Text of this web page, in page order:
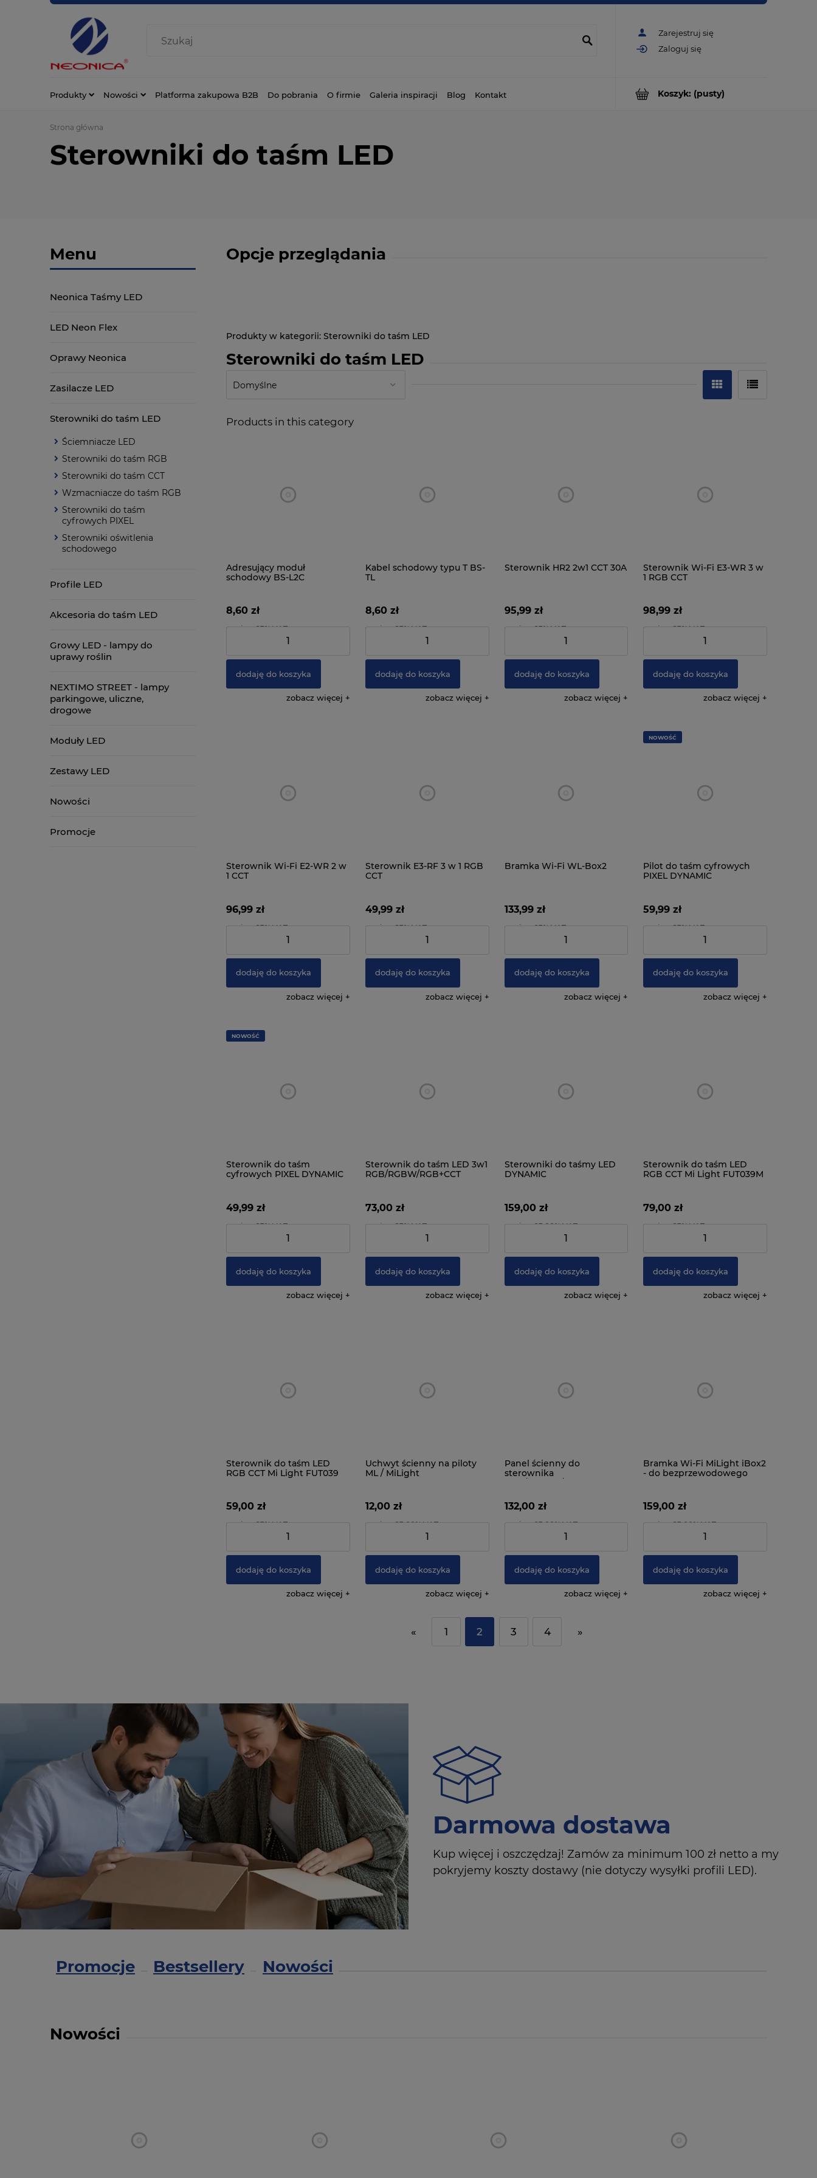
Zarejestruj się
Zaloguj się
Koszyk: (pusty)
Produkty Nowości Platforma zakupowa B2B Do pobrania O firmie Galeria inspiracji Blog Kontakt
Strona główna
Sterowniki do taśm LED
Menu
Neonica Taśmy LED
LED Neon Flex
Oprawy Neonica
Zasilacze LED
Sterowniki do taśm LED
Ściemniacze LED
Sterowniki do taśm RGB
Sterowniki do taśm CCT
Wzmacniacze do taśm RGB
Sterowniki do taśm
cyfrowych PIXEL
Sterowniki oświtlenia
schodowego
Profile LED
Akcesoria do taśm LED
Growy LED - lampy do
uprawy roślin
NEXTIMO STREET - lampy
parkingowe, uliczne,
drogowe
Moduły LED
Zestawy LED
Nowości
Promocje
Opcje przeglądania
Sterowniki do taśm LED
Sterowniki do taśm LED
Products in this category
Adresujący moduł
schodowy BS-L2C
8,60 zł
zawiera 23% VAT
dodaję do koszyka
zobacz więcej
Kabel schodowy typu T BS-
TL
8,60 zł
zawiera 23% VAT
dodaję do koszyka
zobacz więcej
Sterownik HR2 2w1 CCT 30A
95,99 zł
zawiera 23% VAT
dodaję do koszyka
zobacz więcej
Sterownik Wi-Fi E3-WR 3 w
1 RGB CCT
98,99 zł
zawiera 23% VAT
dodaję do koszyka
zobacz więcej
Sterownik Wi-Fi E2-WR 2 w
1 CCT
96,99 zł
zawiera 23% VAT
dodaję do koszyka
zobacz więcej
Sterownik E3-RF 3 w 1 RGB
CCT
49,99 zł
zawiera 23% VAT
dodaję do koszyka
zobacz więcej
Bramka Wi-Fi WL-Box2
133,99 zł
zawiera 23% VAT
dodaję do koszyka
zobacz więcej
Pilot do taśm cyfrowych
PIXEL DYNAMIC
59,99 zł
zawiera 23% VAT
dodaję do koszyka
zobacz więcej
NOWOŚĆ
Sterownik do taśm
cyfrowych PIXEL DYNAMIC
49,99 zł
zawiera 23% VAT
dodaję do koszyka
zobacz więcej
NOWOŚĆ
Sterownik do taśm LED 3w1
RGB/RGBW/RGB+CCT
73,00 zł
zawiera 23% VAT
dodaję do koszyka
zobacz więcej
Sterowniki do taśmy LED
DYNAMIC
159,00 zł
zawiera 23.00% VAT
dodaję do koszyka
zobacz więcej
Sterownik do taśm LED
RGB CCT Mi Light FUT039M
79,00 zł
zawiera 23% VAT
dodaję do koszyka
zobacz więcej
Sterownik do taśm LED
RGB CCT Mi Light FUT039
59,00 zł
zawiera 23% VAT
dodaję do koszyka
zobacz więcej
Uchwyt ścienny na piloty
ML / MiLight
12,00 zł
zawiera 23.00% VAT
dodaję do koszyka
zobacz więcej
Panel ścienny do
sterownika
132,00 zł
zawiera 23.00% VAT
dodaję do koszyka
zobacz więcej
Bramka Wi-Fi MiLight iBox2
- do bezprzewodowego
159,00 zł
zawiera 23.00% VAT
dodaję do koszyka
zobacz więcej
« 1 2 3 4 »
Darmowa dostawa
Kup więcej i oszczędzaj! Zamów za minimum 100 zł netto a my
pokryjemy koszty dostawy (nie dotyczy wysyłki profili LED).
Promocje Nowości
Bestsellery
Nowości